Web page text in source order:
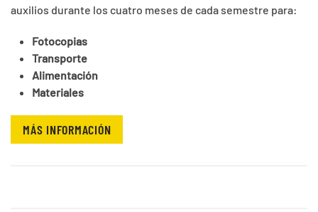
auxilios durante los cuatro meses de cada semestre para:
Fotocopias
Transporte
Alimentación
Materiales
MÁS INFORMACIÓN